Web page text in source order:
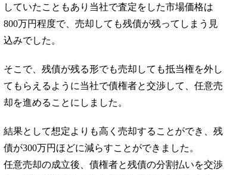
していたこともあり当社で査定をした市場価格は
800万円程度で、売却しても残債が残ってしまう見
込みでした。
そこで、残債が残る形でも売却しても抵当権を外し
てもらえるように当社で債権者と交渉して、任意売
却を進めることにしました。
結果として想定よりも高く売却することができ、残
債が300万円ほどに減らすことができました。
任意売却の成立後、債権者と残債の分割払いを交渉